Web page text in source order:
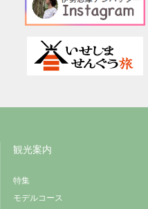
観光案内
特集
モデルコース